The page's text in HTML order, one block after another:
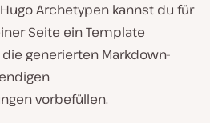
Archetypen kannst du für
Seite ein Template
generierten Markdown-
vorbefüllen.